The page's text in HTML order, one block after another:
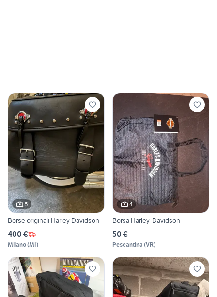
5
Borse originali Harley Davidson
400 €
Milano(MI)
4
Borsa Harley-Davidson
50 €
Pescantina (VR)